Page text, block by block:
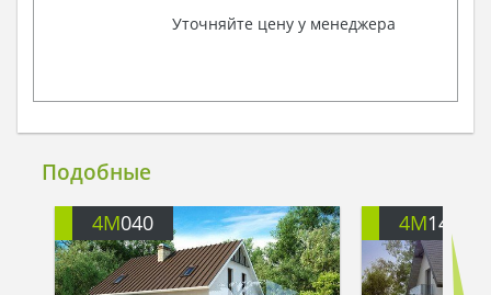
Уточняйте цену у менеджера
Подобные
4M040 4M140